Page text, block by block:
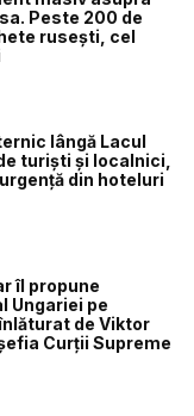
Peste 200 de
rusești, cel
lângă Lacul
turiști și localnici,
din hoteluri
îl propune
Ungariei pe
de Viktor
Curții Supreme